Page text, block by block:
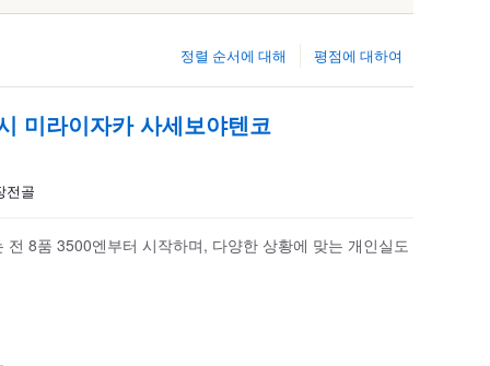
평점에 대하여
정렬 순서에 대해
미라이자카 사세보야텐코
전골
8품 3500엔부터 시작하며, 다양한 상황에 맞는 개인실도